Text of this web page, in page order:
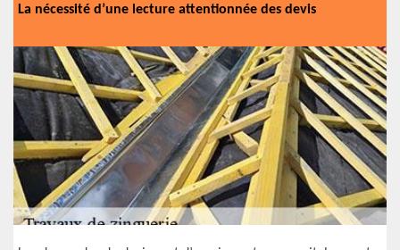
La nécessité d’une lecture attentionnée des devis